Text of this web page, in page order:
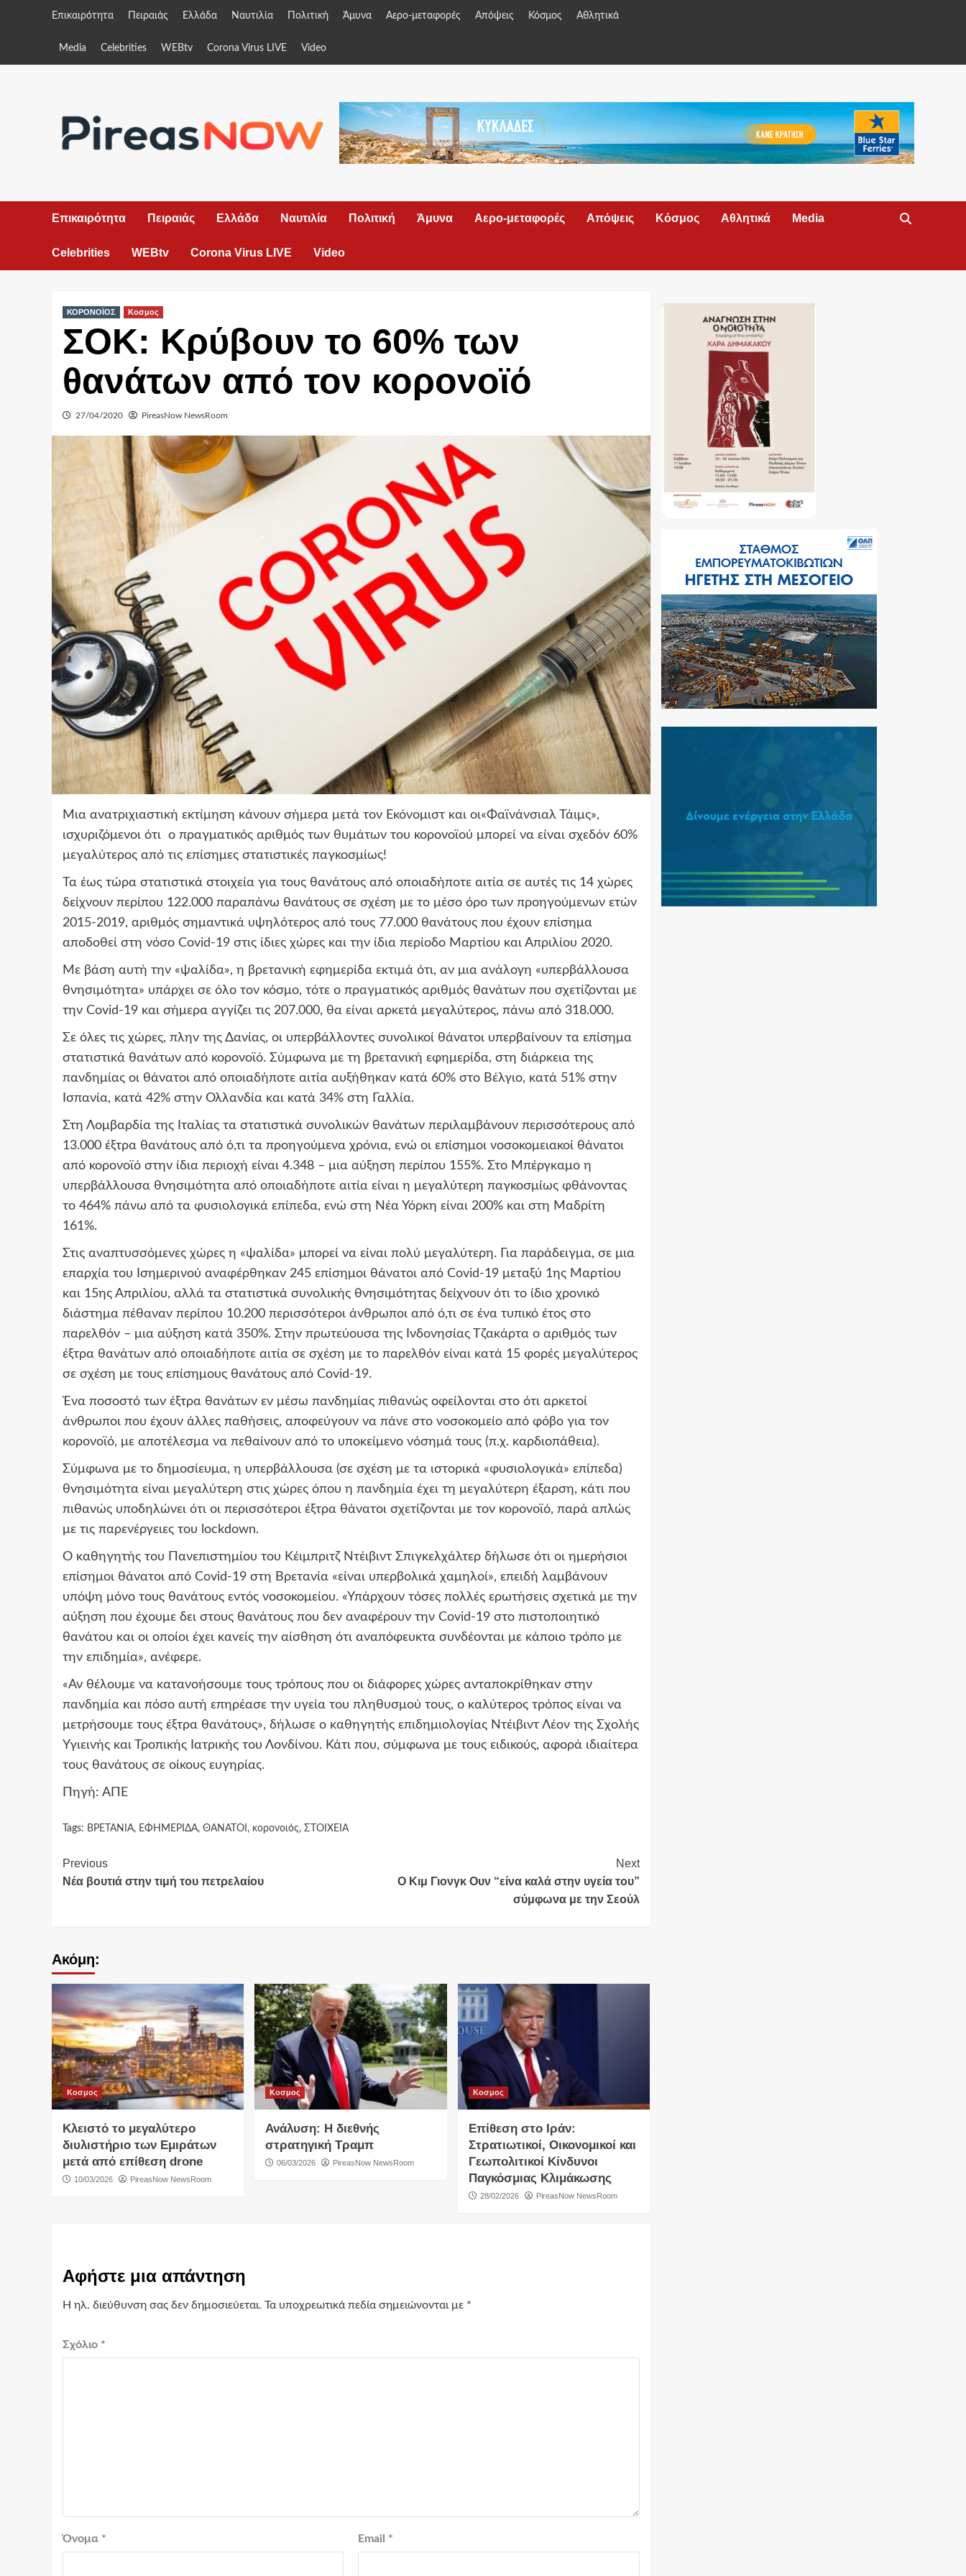
Επικαιρότητα Πειραιάς Ελλάδα Ναυτιλία Πολιτική Άμυνα Αερο-μεταφορές Απόψεις Κόσμος Αθλητικά
Media Celebrities WEBtv Corona Virus LIVE Video
Επικαιρότητα Πειραιάς Ελλάδα Ναυτιλία Πολιτική Άμυνα Αερο-μεταφορές Απόψεις Κόσμος Αθλητικά Media
Celebrities WEBtv Corona Virus LIVE Video
ΚΟΡΟΝΟΪΟΣ Κοσμος
ΣΟΚ: Κρύβουν το 60% των
θανάτων από τον κορονοϊό
27/04/2020 PireasNow NewsRoom
Μια ανατριχιαστική εκτίμηση κάνουν σήμερα μετά τον Εκόνομιστ και οι«Φαϊνάνσιαλ Τάιμς»,
ισχυριζόμενοι ότι ο πραγματικός αριθμός των θυμάτων του κορονοϊού μπορεί να είναι σχεδόν 60%
μεγαλύτερος από τις επίσημες στατιστικές παγκοσμίως!
Τα έως τώρα στατιστικά στοιχεία για τους θανάτους από οποιαδήποτε αιτία σε αυτές τις 14 χώρες
δείχνουν περίπου 122.000 παραπάνω θανάτους σε σχέση με το μέσο όρο των προηγούμενων ετών
2015-2019, αριθμός σημαντικά υψηλότερος από τους 77.000 θανάτους που έχουν επίσημα
αποδοθεί στη νόσο Covid-19 στις ίδιες χώρες και την ίδια περίοδο Μαρτίου και Απριλίου 2020.
Με βάση αυτή την «ψαλίδα», η βρετανική εφημερίδα εκτιμά ότι, αν μια ανάλογη «υπερβάλλουσα
θνησιμότητα» υπάρχει σε όλο τον κόσμο, τότε ο πραγματικός αριθμός θανάτων που σχετίζονται με
την Covid-19 και σήμερα αγγίζει τις 207.000, θα είναι αρκετά μεγαλύτερος, πάνω από 318.000.
Σε όλες τις χώρες, πλην της Δανίας, οι υπερβάλλοντες συνολικοί θάνατοι υπερβαίνουν τα επίσημα
στατιστικά θανάτων από κορονοϊό. Σύμφωνα με τη βρετανική εφημερίδα, στη διάρκεια της
πανδημίας οι θάνατοι από οποιαδήποτε αιτία αυξήθηκαν κατά 60% στο Βέλγιο, κατά 51% στην
Ισπανία, κατά 42% στην Ολλανδία και κατά 34% στη Γαλλία.
Στη Λομβαρδία της Ιταλίας τα στατιστικά συνολικών θανάτων περιλαμβάνουν περισσότερους από
13.000 έξτρα θανάτους από ό,τι τα προηγούμενα χρόνια, ενώ οι επίσημοι νοσοκομειακοί θάνατοι
από κορονοϊό στην ίδια περιοχή είναι 4.348 – μια αύξηση περίπου 155%. Στο Μπέργκαμο η
υπερβάλλουσα θνησιμότητα από οποιαδήποτε αιτία είναι η μεγαλύτερη παγκοσμίως φθάνοντας
το 464% πάνω από τα φυσιολογικά επίπεδα, ενώ στη Νέα Υόρκη είναι 200% και στη Μαδρίτη
161%.
Στις αναπτυσσόμενες χώρες η «ψαλίδα» μπορεί να είναι πολύ μεγαλύτερη. Για παράδειγμα, σε μια
επαρχία του Ισημερινού αναφέρθηκαν 245 επίσημοι θάνατοι από Covid-19 μεταξύ 1ης Μαρτίου
και 15ης Απριλίου, αλλά τα στατιστικά συνολικής θνησιμότητας δείχνουν ότι το ίδιο χρονικό
διάστημα πέθαναν περίπου 10.200 περισσότεροι άνθρωποι από ό,τι σε ένα τυπικό έτος στο
παρελθόν – μια αύξηση κατά 350%. Στην πρωτεύουσα της Ινδονησίας Τζακάρτα ο αριθμός των
έξτρα θανάτων από οποιαδήποτε αιτία σε σχέση με το παρελθόν είναι κατά 15 φορές μεγαλύτερος
σε σχέση με τους επίσημους θανάτους από Covid-19.
Ένα ποσοστό των έξτρα θανάτων εν μέσω πανδημίας πιθανώς οφείλονται στο ότι αρκετοί
άνθρωποι που έχουν άλλες παθήσεις, αποφεύγουν να πάνε στο νοσοκομείο από φόβο για τον
κορονοϊό, με αποτέλεσμα να πεθαίνουν από το υποκείμενο νόσημά τους (π.χ. καρδιοπάθεια).
Σύμφωνα με το δημοσίευμα, η υπερβάλλουσα (σε σχέση με τα ιστορικά «φυσιολογικά» επίπεδα)
θνησιμότητα είναι μεγαλύτερη στις χώρες όπου η πανδημία έχει τη μεγαλύτερη έξαρση, κάτι που
πιθανώς υποδηλώνει ότι οι περισσότεροι έξτρα θάνατοι σχετίζονται με τον κορονοϊό, παρά απλώς
με τις παρενέργειες του lockdown.
Ο καθηγητής του Πανεπιστημίου του Κέιμπριτζ Ντέιβιντ Σπιγκελχάλτερ δήλωσε ότι οι ημερήσιοι
επίσημοι θάνατοι από Covid-19 στη Βρετανία «είναι υπερβολικά χαμηλοί», επειδή λαμβάνουν
υπόψη μόνο τους θανάτους εντός νοσοκομείου. «Υπάρχουν τόσες πολλές ερωτήσεις σχετικά με την
αύξηση που έχουμε δει στους θανάτους που δεν αναφέρουν την Covid-19 στο πιστοποιητικό
θανάτου και οι οποίοι έχει κανείς την αίσθηση ότι αναπόφευκτα συνδέονται με κάποιο τρόπο με
την επιδημία», ανέφερε.
«Αν θέλουμε να κατανοήσουμε τους τρόπους που οι διάφορες χώρες ανταποκρίθηκαν στην
πανδημία και πόσο αυτή επηρέασε την υγεία του πληθυσμού τους, ο καλύτερος τρόπος είναι να
μετρήσουμε τους έξτρα θανάτους», δήλωσε ο καθηγητής επιδημιολογίας Ντέιβιντ Λέον της Σχολής
Υγιεινής και Τροπικής Ιατρικής του Λονδίνου. Κάτι που, σύμφωνα με τους ειδικούς, αφορά ιδιαίτερα
τους θανάτους σε οίκους ευγηρίας.
Πηγή: ΑΠΕ
Tags: ΒΡΕΤΑΝΙΑ, ΕΦΗΜΕΡΙΔΑ, ΘΑΝΑΤΟΙ , κορονοιός, ΣΤΟΙΧΕΙΑ
Continue
Reading
Previous
Νέα βουτιά στην τιμή του πετρελαίου
Next
Ο Κιμ Γιονγκ Ουν “είνα καλά στην υγεία του”
σύμφωνα με την Σεούλ
Ακόμη:
Κοσμος
Κλειστό το μεγαλύτερο
διυλιστήριο των Εμιράτων
μετά από επίθεση drone
10/03/2026 PireasNow NewsRoom
Κοσμος
Ανάλυση: Η διεθνής
στρατηγική Τραμπ
06/03/2026 PireasNow NewsRoom
Κοσμος
Επίθεση στο Ιράν:
Στρατιωτικοί, Οικονομικοί και
Γεωπολιτικοί Κίνδυνοι
Παγκόσμιας Κλιμάκωσης
28/02/2026 PireasNow NewsRoom
Αφήστε μια απάντηση
Η ηλ. διεύθυνση σας δεν δημοσιεύεται. Τα υποχρεωτικά πεδία σημειώνονται με *
Σχόλιο *
Όνομα * Email *